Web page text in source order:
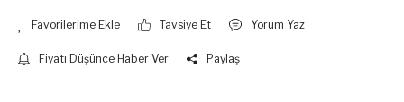
Tavsiye Et Yorum Yaz
Fiyatı Düşünce Haber Ver Paylaş